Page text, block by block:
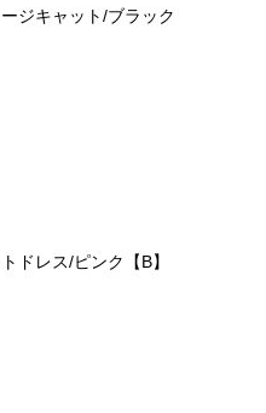
ジキャット/ブラック
ドレス/ピンク【B】